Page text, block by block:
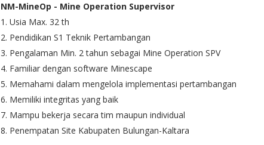
NM-MineOp - Mine Operation Supervisor
1. Usia Max. 32 th
2. Pendidikan S1 Teknik Pertambangan
3. Pengalaman Min. 2 tahun sebagai Mine Operation SPV
4. Familiar dengan software Minescape
5. Memahami dalam mengelola implementasi pertambangan
6. Memiliki integritas yang baik
7. Mampu bekerja secara tim maupun individual
8. Penempatan Site Kabupaten Bulungan-Kaltara